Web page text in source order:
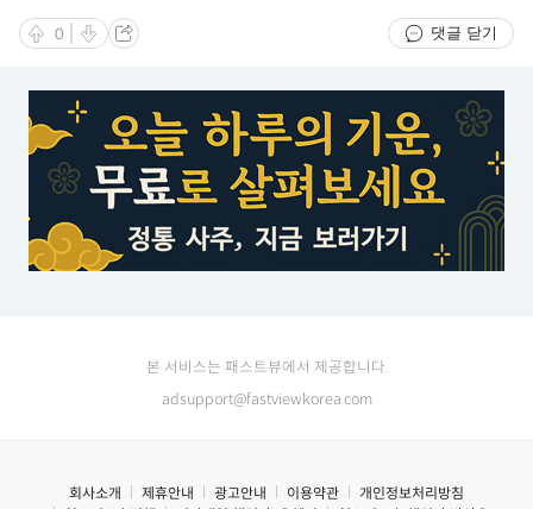
0 댓글 닫기
본 서비스는 패스트뷰에서 제공합니다.
adsupport@fastviewkorea.com
회사소개 제휴안내 광고안내 이용약관
개인정보처리방침